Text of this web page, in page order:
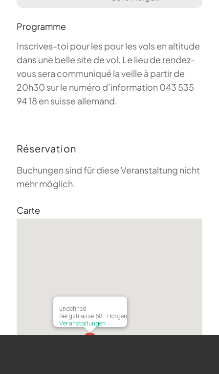
Programme
Inscrives-toi pour les pour les vols en altitude
dans une belle site de vol. Le lieu de rendez-
vous sera communiqué la veille à partir de
20h30 sur le numéro d’information 043 535
94 18 en suisse allemand.
Réservation
Buchungen sind für diese Veranstaltung nicht
mehr möglich.
Carte
undefined
Bergstrasse 68 - Horgen
Veranstaltungen